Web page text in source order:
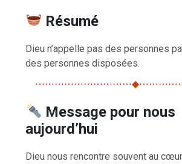
Résumé
Dieu n’appelle pas des personnes
des personnes disposées.
Message pour nous
aujourd’hui
Dieu nous rencontre souvent au